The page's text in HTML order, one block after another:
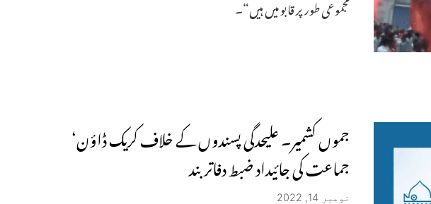
مجموعی طور پر قابو میں ہیں“۔
جموں کشمیر۔ علیحدگی پسندوں کے خلاف کریک ڈاؤن‘
جماعت کی جائیداد ضبط دفاتر بند
نومبر 14, 2022